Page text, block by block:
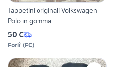
Tappetini originali Volkswagen
Polo in gomma
50 €
Forli' (FC)